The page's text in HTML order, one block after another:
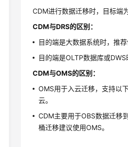
CDM进行数据迁移时，目标端
CDM与DRS的区别：
目的端是大数据系统时，推荐
目的端是OLTP数据库或DWS
CDM与OMS的区别：
OMS用于入云迁移，支持以
云。
CDM主要用于OBS数据迁移
桶迁移建议使用OMS。